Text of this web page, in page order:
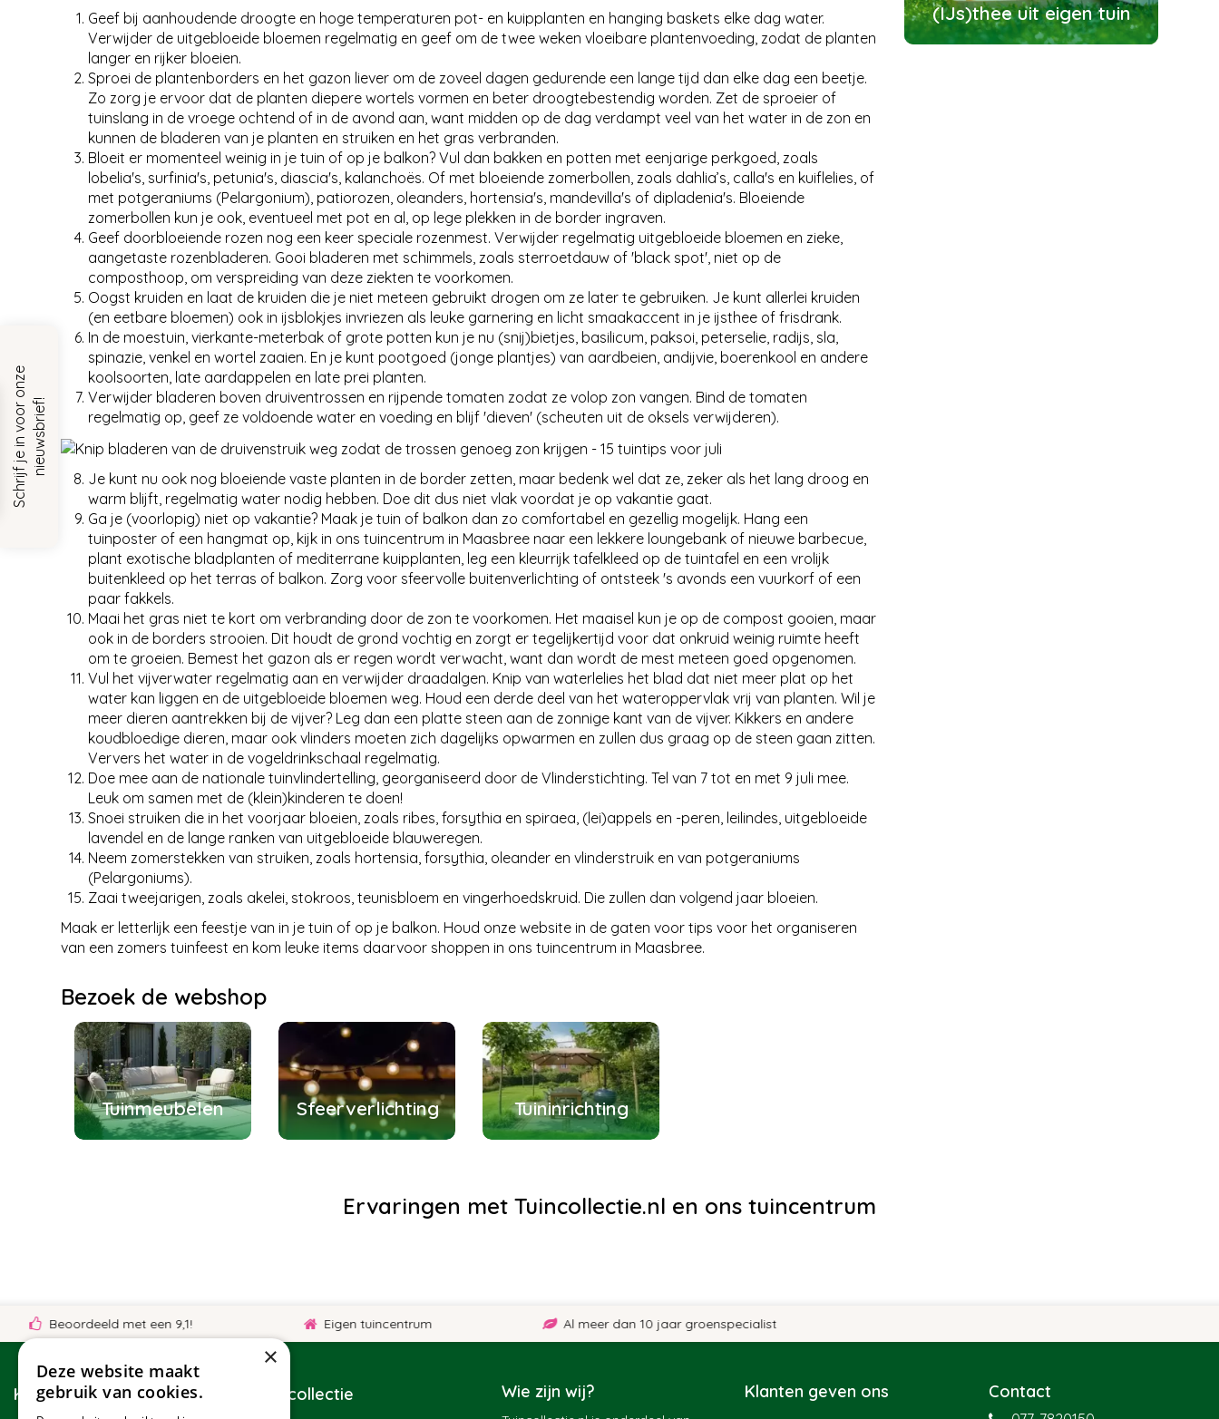
Geef bij aanhoudende droogte en hoge temperaturen pot- en kuipplanten en hanging baskets elke dag water.
Verwijder de uitgebloeide bloemen regelmatig en geef om de twee weken vloeibare plantenvoeding, zodat de planten
langer en rijker bloeien.
Sproei de plantenborders en het gazon liever om de zoveel dagen gedurende een lange tijd dan elke dag een beetje.
Zo zorg je ervoor dat de planten diepere wortels vormen en beter droogtebestendig worden. Zet de sproeier of
tuinslang in de vroege ochtend of in de avond aan, want midden op de dag verdampt veel van het water in de zon en
kunnen de bladeren van je planten en struiken en het gras verbranden.
Bloeit er momenteel weinig in je tuin of op je balkon? Vul dan bakken en potten met eenjarige perkgoed, zoals
lobelia's, surfinia's, petunia's, diascia's, kalanchoës. Of met bloeiende zomerbollen, zoals dahlia’s, calla's en kuiflelies, of
met potgeraniums (Pelargonium), patiorozen, oleanders, hortensia's, mandevilla's of dipladenia's. Bloeiende
zomerbollen kun je ook, eventueel met pot en al, op lege plekken in de border ingraven.
Geef doorbloeiende rozen nog een keer speciale rozenmest. Verwijder regelmatig uitgebloeide bloemen en zieke,
aangetaste rozenbladeren. Gooi bladeren met schimmels, zoals sterroetdauw of 'black spot', niet op de
composthoop, om verspreiding van deze ziekten te voorkomen.
Oogst kruiden en laat de kruiden die je niet meteen gebruikt drogen om ze later te gebruiken. Je kunt allerlei kruiden
(en eetbare bloemen) ook in ijsblokjes invriezen als leuke garnering en licht smaakaccent in je ijsthee of frisdrank.
In de moestuin, vierkante-meterbak of grote potten kun je nu (snij)bietjes, basilicum, paksoi, peterselie, radijs, sla,
spinazie, venkel en wortel zaaien. En je kunt pootgoed (jonge plantjes) van aardbeien, andijvie, boerenkool en andere
koolsoorten, late aardappelen en late prei planten.
Verwijder bladeren boven druiventrossen en rijpende tomaten zodat ze volop zon vangen. Bind de tomaten
regelmatig op, geef ze voldoende water en voeding en blijf 'dieven' (scheuten uit de oksels verwijderen).
Je kunt nu ook nog bloeiende vaste planten in de border zetten, maar bedenk wel dat ze, zeker als het lang droog en
warm blijft, regelmatig water nodig hebben. Doe dit dus niet vlak voordat je op vakantie gaat.
Ga je (voorlopig) niet op vakantie? Maak je tuin of balkon dan zo comfortabel en gezellig mogelijk. Hang een
tuinposter of een hangmat op, kijk in ons tuincentrum in Maasbree naar een lekkere loungebank of nieuwe barbecue,
plant exotische bladplanten of mediterrane kuipplanten, leg een kleurrijk tafelkleed op de tuintafel en een vrolijk
buitenkleed op het terras of balkon. Zorg voor sfeervolle buitenverlichting of ontsteek 's avonds een vuurkorf of een
paar fakkels.
Maai het gras niet te kort om verbranding door de zon te voorkomen. Het maaisel kun je op de compost gooien, maar
ook in de borders strooien. Dit houdt de grond vochtig en zorgt er tegelijkertijd voor dat onkruid weinig ruimte heeft
om te groeien. Bemest het gazon als er regen wordt verwacht, want dan wordt de mest meteen goed opgenomen.
Vul het vijverwater regelmatig aan en verwijder draadalgen. Knip van waterlelies het blad dat niet meer plat op het
water kan liggen en de uitgebloeide bloemen weg. Houd een derde deel van het wateroppervlak vrij van planten. Wil je
meer dieren aantrekken bij de vijver? Leg dan een platte steen aan de zonnige kant van de vijver. Kikkers en andere
koudbloedige dieren, maar ook vlinders moeten zich dagelijks opwarmen en zullen dus graag op de steen gaan zitten.
Ververs het water in de vogeldrinkschaal regelmatig.
Doe mee aan de nationale tuinvlindertelling, georganiseerd door de Vlinderstichting. Tel van 7 tot en met 9 juli mee.
Leuk om samen met de (klein)kinderen te doen!
Snoei struiken die in het voorjaar bloeien, zoals ribes, forsythia en spiraea, (lei)appels en -peren, leilindes, uitgebloeide
lavendel en de lange ranken van uitgebloeide blauweregen.
Neem zomerstekken van struiken, zoals hortensia, forsythia, oleander en vlinderstruik en van potgeraniums
(Pelargoniums).
Zaai tweejarigen, zoals akelei, stokroos, teunisbloem en vingerhoedskruid. Die zullen dan volgend jaar bloeien.
Maak er letterlijk een feestje van in je tuin of op je balkon. Houd onze website in de gaten voor tips voor het organiseren
van een zomers tuinfeest en kom leuke items daarvoor shoppen in ons tuincentrum in Maasbree.
Bezoek de webshop
Tuinmeubelen Sfeerverlichting Tuininrichting
(IJs)thee uit eigen tuin
Ervaringen met Tuincollectie.nl en ons tuincentrum
met een 9,1! Eigen tuincentrum Al meer dan 10 jaar groenspecialist
Klantenservice Tuincollectie Wie zijn wij? Klanten geven ons Contact
S
c
h
r
i
j
f
j
e
i
n
v
o
o
r
o
n
z
e
n
i
e
u
w
s
b
r
i
e
f!
×
Deze website maakt
gebruik van cookies.